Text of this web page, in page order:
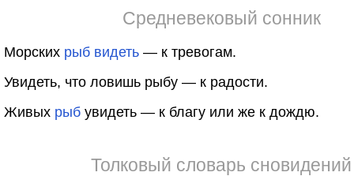
Средневековый сонник
Морских рыб видеть — к тревогам.
Увидеть, что ловишь рыбу — к радости.
Живых рыб увидеть — к благу или же к дождю.
Толковый словарь сновидений